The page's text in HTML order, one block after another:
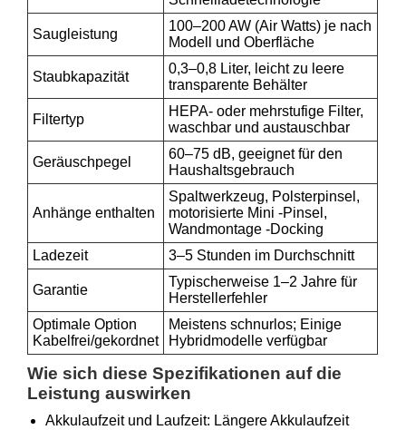
Saugleistung
100–200 AW (Air Watts) je nach
Modell und Oberfläche
Staubkapazität
0,3–0,8 Liter, leicht zu leere
transparente Behälter
Filtertyp
HEPA- oder mehrstufige Filter,
waschbar und austauschbar
Geräuschpegel
60–75 dB, geeignet für den
Haushaltsgebrauch
Anhänge enthalten
Spaltwerkzeug, Polsterpinsel,
motorisierte Mini -Pinsel,
Wandmontage -Docking
Ladezeit
3–5 Stunden im Durchschnitt
Garantie
Typischerweise 1–2 Jahre für
Herstellerfehler
Optimale Option
Kabelfrei/gekordnet
Meistens schnurlos; Einige
Hybridmodelle verfügbar
Wie sich diese Spezifikationen auf die
Leistung auswirken
Akkulaufzeit und Laufzeit: Längere Akkulaufzeit